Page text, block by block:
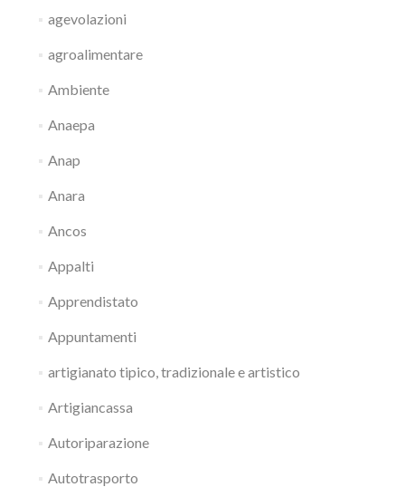
agevolazioni
agroalimentare
Ambiente
Anaepa
Anap
Anara
Ancos
Appalti
Apprendistato
Appuntamenti
artigianato tipico, tradizionale e artistico
Artigiancassa
Autoriparazione
Autotrasporto